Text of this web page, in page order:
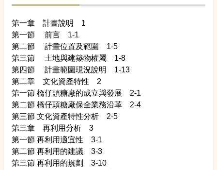
第一章 計畫說明 1
第一節 前言 1-1
第二節 計畫位置及範圍 1-5
第三節 土地與建築物權屬 1-8
第四節 計畫範圍現況說明 1-13
第二章 文化資產特性 2
第一節 橋仔頭糖廠的成立與發展 2-1
第二節 橋仔頭糖廠保全業務沿革 2-4
第三節 文化資產特性分析 2-5
第三章 再利用分析 3
第一節 再利用適宜性 3-1
第二節 再利用的建議 3-3
第三節 再利用的規劃 3-10